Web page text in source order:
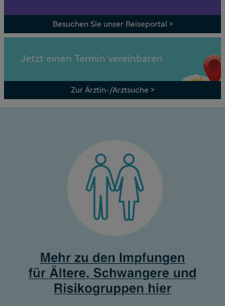
Besuchen Sie unser Reiseportal >
Jetzt einen Termin vereinbaren
Zur Ärztin-/Arztsuche >